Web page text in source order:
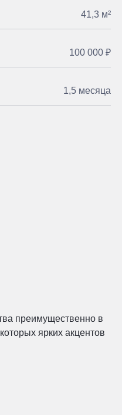
41,3 м²
100 000 ₽
1,5 месяца
преимущественно в
ярких акцентов